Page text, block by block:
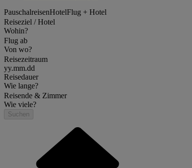
PauschalreisenHotelFlug + Hotel
Reiseziel / Hotel
Wohin?
Flug ab
Von wo?
Reisezeitraum
yy.mm.dd
Reisedauer
Wie lange?
Reisende & Zimmer
Wie viele?
Suchen